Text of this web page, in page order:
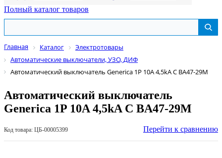
Полный каталог товаров
Главная Каталог
Электротовары
Автоматические выключатели, УЗО, ДИФ
Автоматический выключатель Generica 1P 10A 4,5kA С BA47-29М
Автоматический выключатель
Generica 1P 10A 4,5kA С BA47-29М
Код товара: ЦБ-00005399 Перейти к сравнению